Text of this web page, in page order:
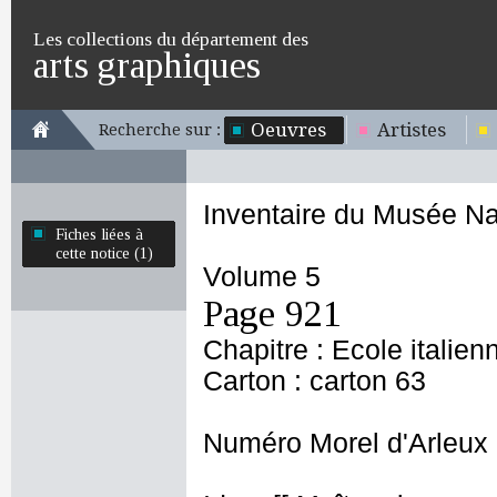
Les collections du département des
arts graphiques
Recherche sur : Oeuvres Artistes
Fiches liées à
cette notice (1)
Inventaire du Musée
Volume 5
Page 921
Chapitre : Ecole
Carton : carton 63
Numéro Morel d'Arleux